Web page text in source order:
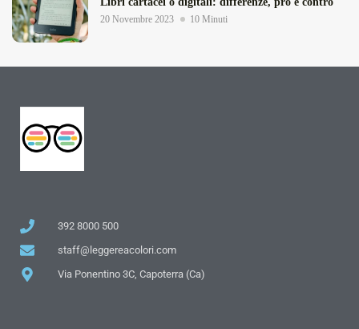
20 Novembre 2023 10 Minuti
392 8000 500
staff@leggereacolori.com
Via Ponentino 3C, Capoterra (Ca)